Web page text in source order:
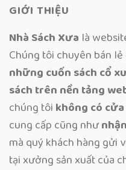
GIỚI THIỆU
Nhà Sách Xưa là
Chúng tôi chuyên bán lẻ
những cuốn sách cổ
sách trên nền tảng
chúng tôi không có
cung cấp cũng như
mà quý khách hàng gửi
tại xưởng sản xuất của